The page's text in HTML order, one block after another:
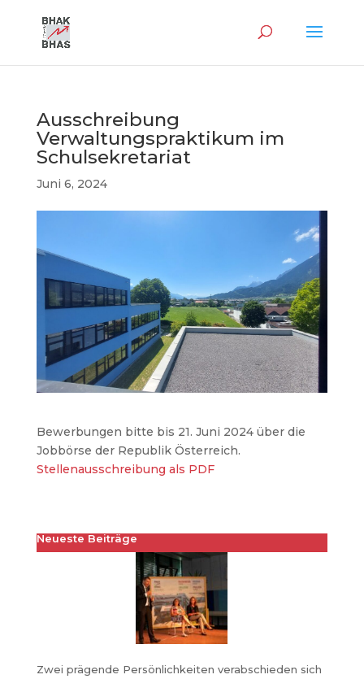
Ausschreibung
Verwaltungspraktikum im
Schulsekretariat
Juni 6, 2024
Bewerbungen bitte bis 21. Juni 2024 über die
Jobbörse der Republik Österreich.
Stellenausschreibung als PDF
Neueste Beiträge
Zwei prägende Persönlichkeiten verabschieden sich